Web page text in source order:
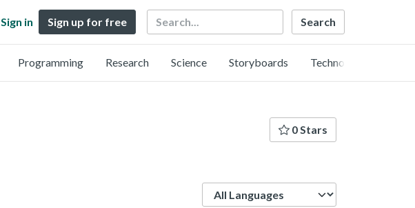
Sign in Sign up for free Search
Programming Research Science Storyboards Technology
0 Stars